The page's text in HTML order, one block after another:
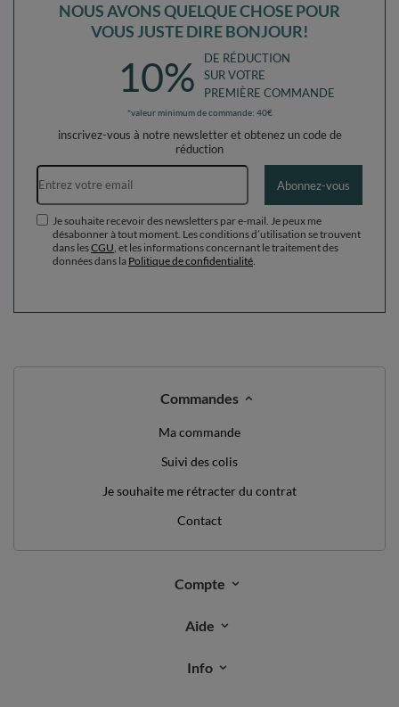
NOUS AVONS QUELQUE CHOSE POUR
VOUS JUSTE DIRE BONJOUR!
10%
DE RÉDUCTION
SUR VOTRE
PREMIÈRE COMMANDE
*valeur minimum de commande: 40€
inscrivez-vous à notre newsletter et obtenez un code de
réduction
Adresse e-mail
Abonnez-vous
Je souhaite recevoir des newsletters par e-mail. Je peux me
désabonner à tout moment. Les conditions d’utilisation se trouvent
dans lesCGU , et les informations concernant le traitement des
données dans la Politique de confidentialité
Commandes
Ma commande
Suivi des colis
Je souhaite me rétracter du contrat
Contact
Compte
Aide
Info